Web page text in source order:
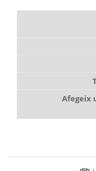
BELL-LLOC
Afegeix